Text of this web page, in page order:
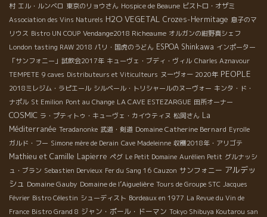
村 エル・ルンベロ 東京のリョウさん Hospice de Beaune ビストロ・オザミ
Association des Vins Naturels H2O VEGETAL Crozes-Hermitage 息子のマ
リウス Bistro UN COUP Vendange2018 Richeaume オルガンの紺野真シェフ
London tasting RAW 2018 パリ・国虎のうどん ESPOA Shinkawa インポーター
「サンフォニー」試飲会2017年 キューヴェ・ブディ・ヴィル Charles Aznavour
TEMPETE 9 caves Distributeurs et Viticulteurs ヌーヴォー 2020年 PEOPLE
2018ミレジム・ラピエール シルベール・トリシャールのヌーヴォー キンタ・ド・
ナポル St Emilion Pont au Change LA CAVE ESTEZARGUE 田所オーナー
COSMIC ラ・プティトゥ・キューヴェ・カイウティヌ 松岡さん La
Méditerranée Teradanonke 武道・剣道 Domaine Catherine Bernard Eyrolle
ガルド・フー Simone mère de Derain Cave Madeleinne 収穫2018年・アリゴテ
Mathieu et Camille Lapierre ペグ Le Petit Domaine Aurélien Petit グルナッシ
ュ・ブラン Sebastien Dervieux Fer du Sang 16 Cauzon サンフォニー アルデッ
シュ Domaine Gauby Domaine de l’Aiguelière Tours de Groupe STC Jacques
Février Bistro Célestin シューディスト Bordeaux en 1977 La Revue du Vin de
France Bistro Grand 8 ジャン・ポール・ドーマン Tokyo Shibuya Koutarou san